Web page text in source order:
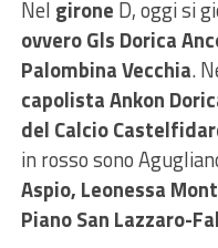
Nel girone D, oggi si
ovvero Gls Dorica
Palombina Vecchia.
capolista Ankon
del Calcio
in rosso sono
Aspio, Leonessa
Piano San Lazzaro-